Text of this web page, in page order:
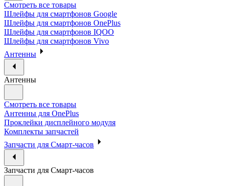
Смотреть все товары
Шлейфы для смартфонов Google
Шлейфы для смартфонов OnePlus
Шлейфы для смартфонов IQOO
Шлейфы для смартфонов Vivo
Антенны
Антенны
Смотреть все товары
Антенны для OnePlus
Проклейки дисплейного модуля
Комплекты запчастей
Запчасти для Смарт-часов
Запчасти для Смарт-часов